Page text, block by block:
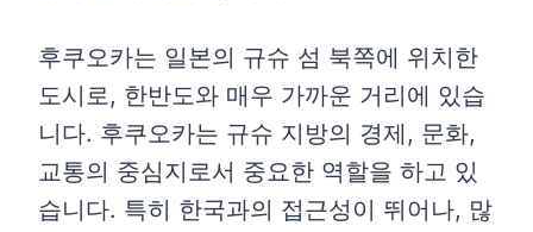
후쿠오카는 일본의 규슈 섬 북쪽에 위치한
도시로, 한반도와 매우 가까운 거리에 있습
니다. 후쿠오카는 규슈 지방의 경제, 문화,
교통의 중심지로서 중요한 역할을 하고 있
습니다. 특히 한국과의 접근성이 뛰어나, 많